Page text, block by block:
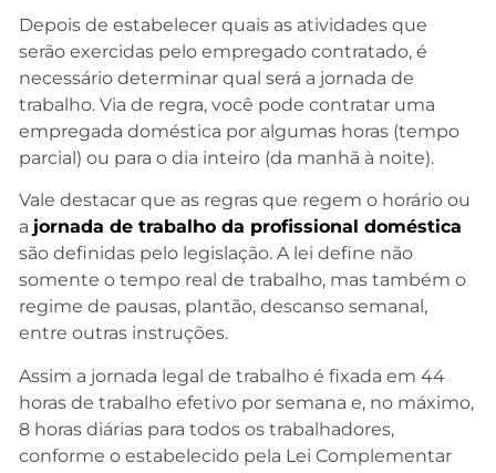
Depois de estabelecer quais as atividades que
serão exercidas pelo empregado contratado, é
necessário determinar qual será a jornada de
trabalho. Via de regra, você pode contratar uma
empregada doméstica por algumas horas (tempo
parcial) ou para o dia inteiro (da manhã à noite).
Vale destacar que as regras que regem o horário ou
a jornada de trabalho da profissional doméstica
são definidas pelo legislação. A lei define não
somente o tempo real de trabalho, mas também o
regime de pausas, plantão, descanso semanal,
entre outras instruções.
Assim a jornada legal de trabalho é fixada em 44
horas de trabalho efetivo por semana e, no máximo,
8 horas diárias para todos os trabalhadores,
conforme o estabelecido pela Lei Complementar